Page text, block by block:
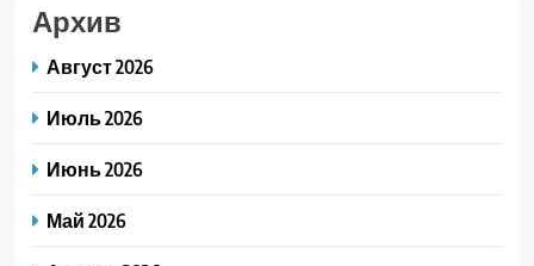
Архив
Август 2026
Июль 2026
Июнь 2026
Май 2026